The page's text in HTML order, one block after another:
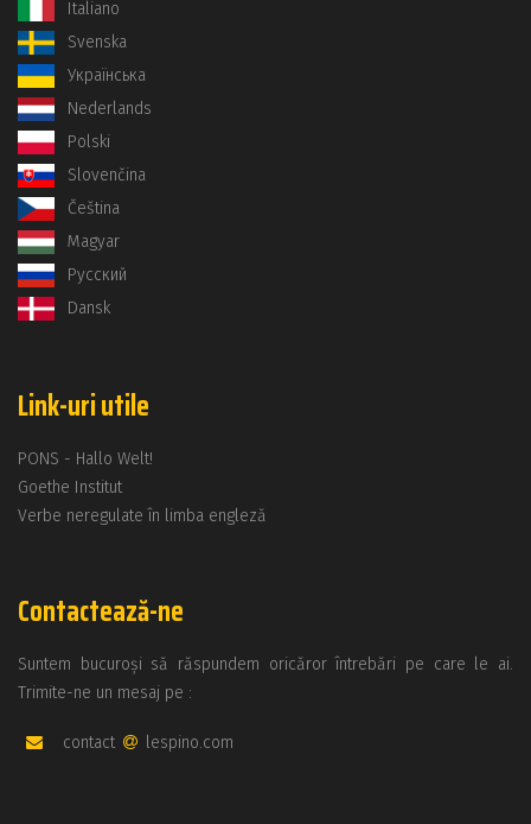
Italiano
Svenska
Українська
Nederlands
Polski
Slovenčina
Čeština
Magyar
Русский
Dansk
Link-uri utile
PONS - Hallo Welt!
Goethe Institut
Verbe neregulate în limba engleză
Contactează-ne
Suntem bucuroși să răspundem oricăror întrebări pe care le ai.
Trimite-ne un mesaj pe :
contact lespino.com